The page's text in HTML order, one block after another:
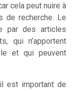
cela peut nuire à
de recherche. Le
par des articles
qui n’apportent
et qui peuvent
est important de